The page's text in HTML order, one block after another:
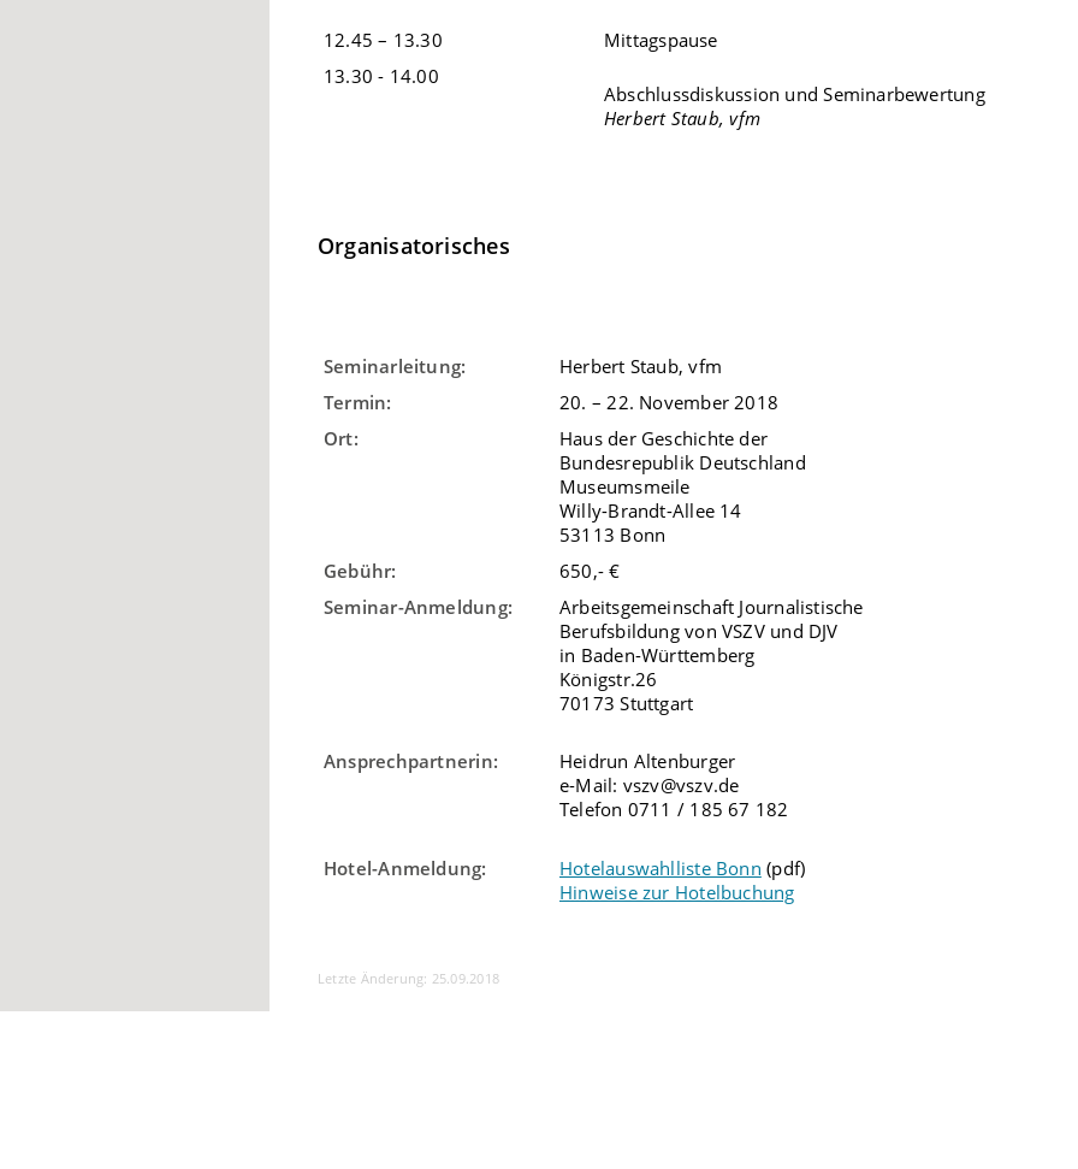
12.45 – 13.30
Mittagspause
13.30 - 14.00
Abschlussdiskussion und Seminarbewertung
Herbert Staub, vfm
Organisatorisches
Seminarleitung:
Herbert Staub, vfm
Termin:
20. – 22. November 2018
Ort:
Haus der Geschichte der
Bundesrepublik Deutschland
Museumsmeile
Willy-Brandt-Allee 14
53113 Bonn
Gebühr:
650,- €
Seminar-Anmeldung:
Arbeitsgemeinschaft Journalistische
Berufsbildung von VSZV und DJV
in Baden-Württemberg
Königstr.26
70173 Stuttgart
Ansprechpartnerin:
Heidrun Altenburger
e-Mail: vszv@vszv.de
Telefon 0711 / 185 67 182
Hotel-Anmeldung: Hotelauswahlliste Bonn (pdf)
Hinweise zur Hotelbuchung
Letzte Änderung: 25.09.2018